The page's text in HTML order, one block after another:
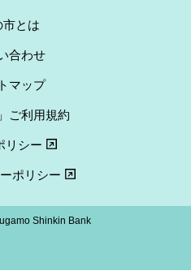
市とは
合わせ
マップ
ご利用規約
リシー
ポリシー
Shinkin Bank